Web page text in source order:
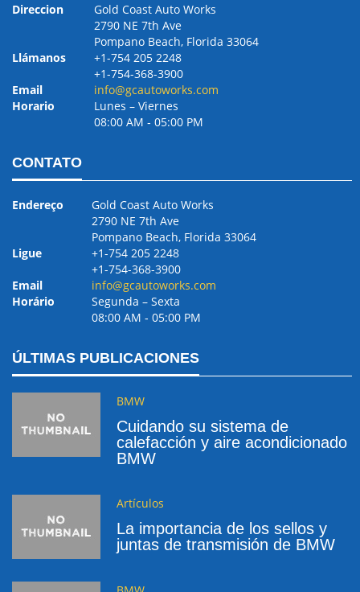
Direccion
Gold Coast Auto Works
2790 NE 7th Ave
Pompano Beach, Florida 33064
Llámanos
+1-754 205 2248
+1-754-368-3900
Email
info@gcautoworks.com
Horario
Lunes – Viernes
08:00 AM ‐ 05:00 PM
CONTATO
Endereço
Gold Coast Auto Works
2790 NE 7th Ave
Pompano Beach, Florida 33064
Ligue
+1-754 205 2248
+1-754-368-3900
Email
info@gcautoworks.com
Horário
Segunda – Sexta
08:00 AM ‐ 05:00 PM
ÚLTIMAS PUBLICACIONES
BMW
Cuidando su sistema de
calefacción y aire acondicionado
BMW
Artículos
La importancia de los sellos y
juntas de transmisión de BMW